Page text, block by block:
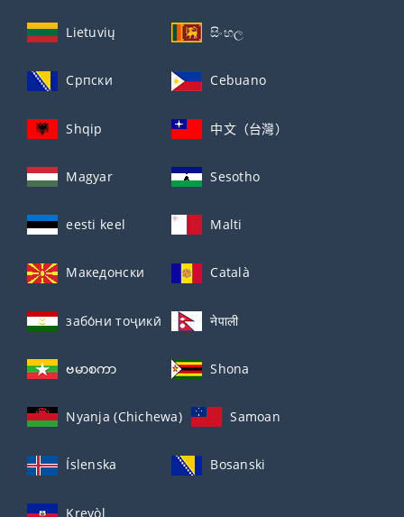
Lietuvių සිංහල
Српски Cebuano
Shqip 中文（台灣）
Magyar Sesotho
eesti keel Malti
Македонски Català
забо́ни тоҷикӣ́ नेपाली
ဗမာစကာ Shona
Nyanja (Chichewa) Samoan
Íslenska Bosanski
Kreyòl